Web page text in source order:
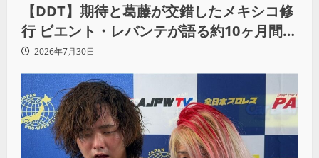
【DDT】期待と葛藤が交錯したメキシコ修
行 ビエント・レバンテが語る約10ヶ月間の
苦悩「くすぶっている自分に腹を立ててい
る」
2026年7月30日